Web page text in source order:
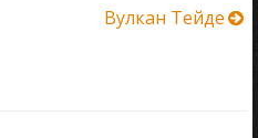
Вулкан Тейде